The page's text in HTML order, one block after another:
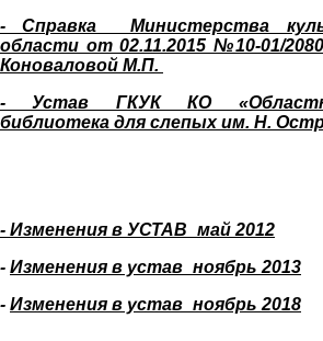
- Справка Министерства
области от 02.11.2015 №10-01/
Коноваловой М.П.
- Устав ГКУК КО
библиотека для слепых им. Н.
- Изменения в УСТАВ_май 2012
- Изменения в устав_ноябрь 2013
- Изменения в устав_ноябрь 2018